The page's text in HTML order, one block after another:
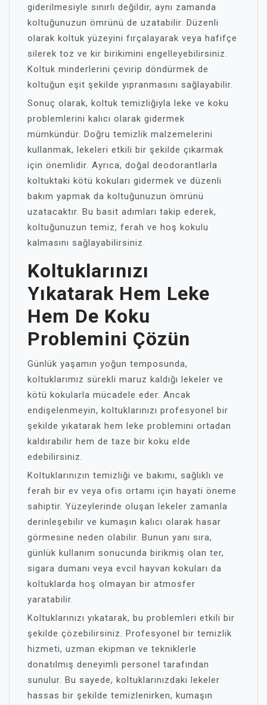
giderilmesiyle sınırlı değildir, aynı zamanda
koltuğunuzun ömrünü de uzatabilir. Düzenli
olarak koltuk yüzeyini fırçalayarak veya hafifçe
silerek toz ve kir birikimini engelleyebilirsiniz.
Koltuk minderlerini çevirip döndürmek de
koltuğun eşit şekilde yıpranmasını sağlayabilir.
Sonuç olarak, koltuk temizliğiyla leke ve koku
problemlerini kalıcı olarak gidermek
mümkündür. Doğru temizlik malzemelerini
kullanmak, lekeleri etkili bir şekilde çıkarmak
için önemlidir. Ayrıca, doğal deodorantlarla
koltuktaki kötü kokuları gidermek ve düzenli
bakım yapmak da koltuğunuzun ömrünü
uzatacaktır. Bu basit adımları takip ederek,
koltuğunuzun temiz, ferah ve hoş kokulu
kalmasını sağlayabilirsiniz.
Koltuklarınızı
Yıkatarak Hem Leke
Hem De Koku
Problemini Çözün
Günlük yaşamın yoğun temposunda,
koltuklarımız sürekli maruz kaldığı lekeler ve
kötü kokularla mücadele eder. Ancak
endişelenmeyin, koltuklarınızı profesyonel bir
şekilde yıkatarak hem leke problemini ortadan
kaldırabilir hem de taze bir koku elde
edebilirsiniz.
Koltuklarınızın temizliği ve bakımı, sağlıklı ve
ferah bir ev veya ofis ortamı için hayati öneme
sahiptir. Yüzeylerinde oluşan lekeler zamanla
derinleşebilir ve kumaşın kalıcı olarak hasar
görmesine neden olabilir. Bunun yanı sıra,
günlük kullanım sonucunda birikmiş olan ter,
sigara dumanı veya evcil hayvan kokuları da
koltuklarda hoş olmayan bir atmosfer
yaratabilir.
Koltuklarınızı yıkatarak, bu problemleri etkili bir
şekilde çözebilirsiniz. Profesyonel bir temizlik
hizmeti, uzman ekipman ve tekniklerle
donatılmış deneyimli personel tarafından
sunulur. Bu sayede, koltuklarınızdaki lekeler
hassas bir şekilde temizlenirken, kumaşın